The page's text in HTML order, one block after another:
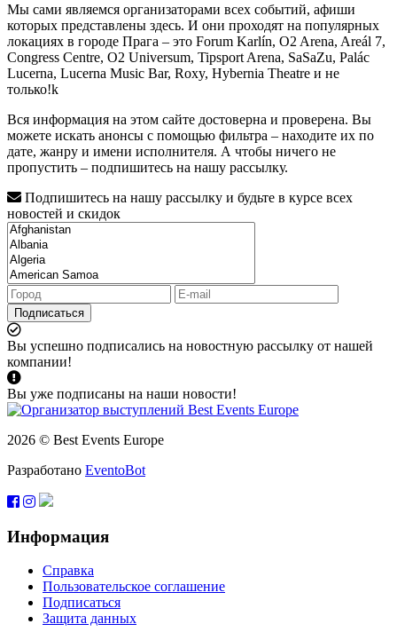
Мы сами являемся организаторами всех событий, афиши
которых представлены здесь. И они проходят на популярных
локациях в городе Прага – это Forum Karlín, O2 Arena, Areál 7,
Congress Centre, O2 Universum, Tipsport Arena, SaSaZu, Palác
Lucerna, Lucerna Music Bar, Roxy, Hybernia Theatre и не
только!k
Вся информация на этом сайте достоверна и проверена. Вы
можете искать анонсы с помощью фильтра – находите их по
дате, жанру и имени исполнителя. А чтобы ничего не
пропустить – подпишитесь на нашу рассылку.
Подпишитесь на нашу рассылку и будьте в курсе всех
новостей и скидок
Подписаться
Вы успешно подписались на новостную рассылку от нашей
компании!
Вы уже подписаны на наши новости!
2026 © Best Events Europe
Разработано EventoBot
Информация
Справка
Пользовательское соглашение
Подписаться
Защита данных